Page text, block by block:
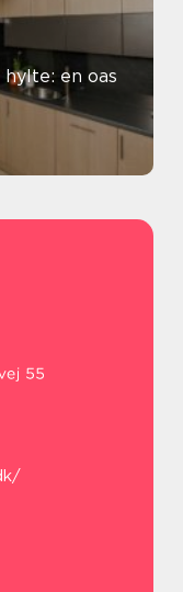
en oas